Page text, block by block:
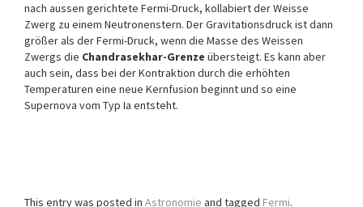
nach aussen gerichtete Fermi-Druck, kollabiert der Weisse
Zwerg zu einem Neutronenstern. Der Gravitationsdruck ist dann
größer als der Fermi-Druck, wenn die Masse des Weissen
Zwergs die Chandrasekhar-Grenze übersteigt. Es kann aber
auch sein, dass bei der Kontraktion durch die erhöhten
Temperaturen eine neue Kernfusion beginnt und so eine
Supernova vom Typ Ia entsteht.
This entry was posted in Astronomie and tagged Fermi.